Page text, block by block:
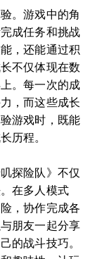
。游戏中的角
成任务和挑战
，还能通过积
不仅体现在数
。每一次的成
，而这些成长
游戏时，既能
历程。
探险队》不仅
在多人模式
，协作完成各
朋友一起分享
的战斗技巧。